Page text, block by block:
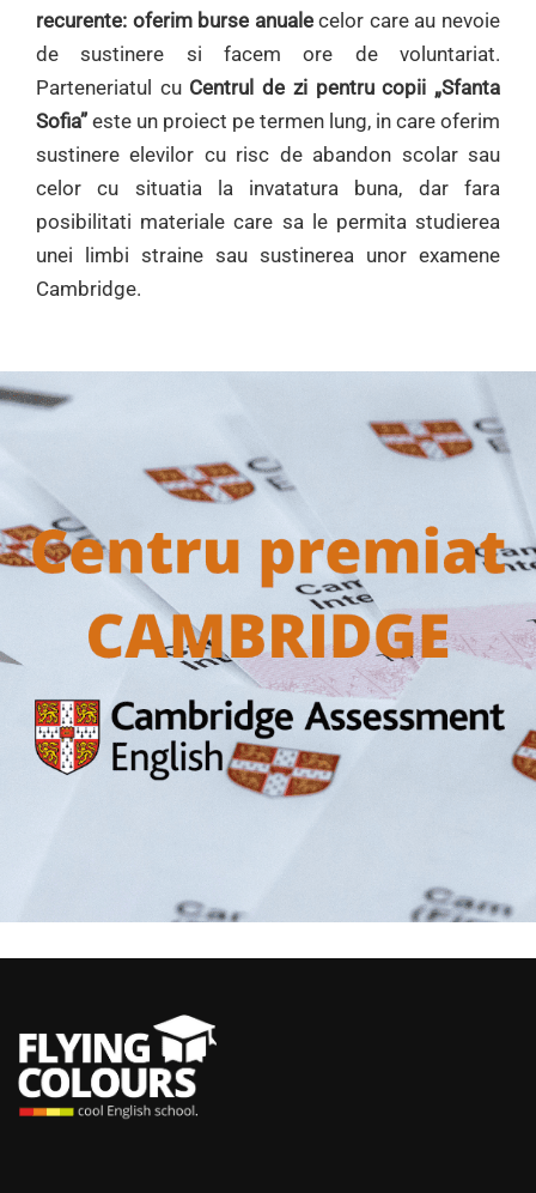
recurente: oferim burse anualecelor care au nevoie
de sustinere si facem ore de voluntariat.
Parteneriatul cu Centrul de zi pentru copii „Sfanta
Sofia” este un proiect pe termen lung, in care oferim
sustinere elevilor cu risc de abandon scolar sau
celor cu situatia la invatatura buna, dar fara
posibilitati materiale care sa le permita studierea
unei limbi straine sau sustinerea unor examene
Cambridge.